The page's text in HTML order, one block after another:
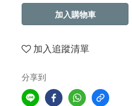
加入購物車
加入追蹤清單
分享到